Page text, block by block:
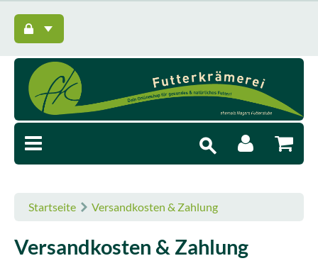
Startseite Versandkosten & Zahlung
Versandkosten & Zahlung